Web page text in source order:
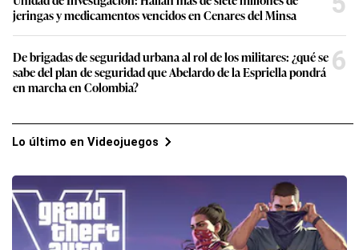
jeringas y medicamentos vencidos en Cenares del Minsa
De brigadas de seguridad urbana al rol de los militares: ¿qué se
sabe del plan de seguridad que Abelardo de la Espriella pondrá
en marcha en Colombia?
6
Lo último en Videojuegos